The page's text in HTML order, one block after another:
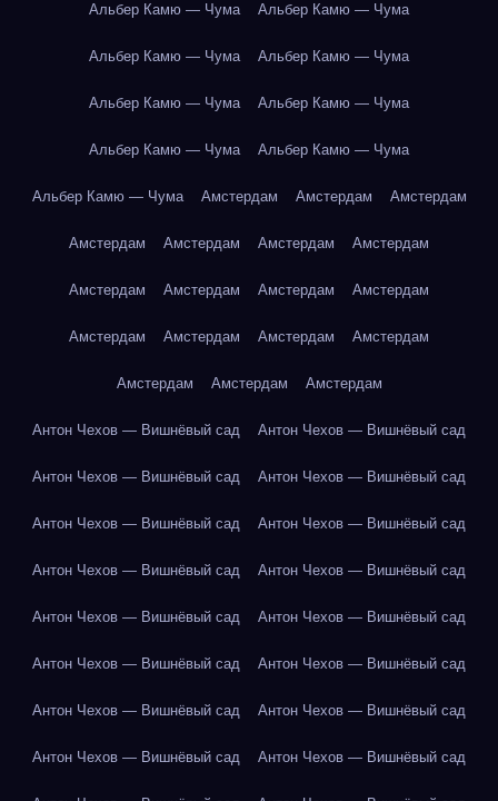
Альбер Камю — Чума Альбер Камю — Чума
Альбер Камю — Чума Альбер Камю — Чума
Альбер Камю — Чума Альбер Камю — Чума
Альбер Камю — Чума Альбер Камю — Чума
Альбер Камю — Чума Амстердам Амстердам Амстердам
Амстердам Амстердам Амстердам Амстердам
Амстердам Амстердам Амстердам Амстердам
Амстердам Амстердам Амстердам Амстердам
Амстердам Амстердам Амстердам
Антон Чехов — Вишнёвый сад Антон Чехов — Вишнёвый сад
Антон Чехов — Вишнёвый сад Антон Чехов — Вишнёвый сад
Антон Чехов — Вишнёвый сад Антон Чехов — Вишнёвый сад
Антон Чехов — Вишнёвый сад Антон Чехов — Вишнёвый сад
Антон Чехов — Вишнёвый сад Антон Чехов — Вишнёвый сад
Антон Чехов — Вишнёвый сад Антон Чехов — Вишнёвый сад
Антон Чехов — Вишнёвый сад Антон Чехов — Вишнёвый сад
Антон Чехов — Вишнёвый сад Антон Чехов — Вишнёвый сад